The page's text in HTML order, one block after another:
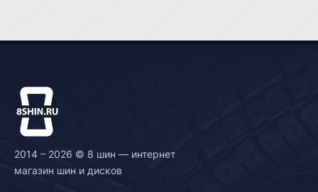
2014 – 2026 © 8 шин — интернет
магазин шин и дисков